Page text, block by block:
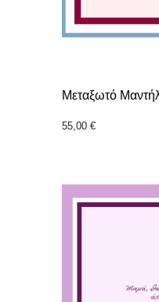
Μεταξωτό
55,00 €